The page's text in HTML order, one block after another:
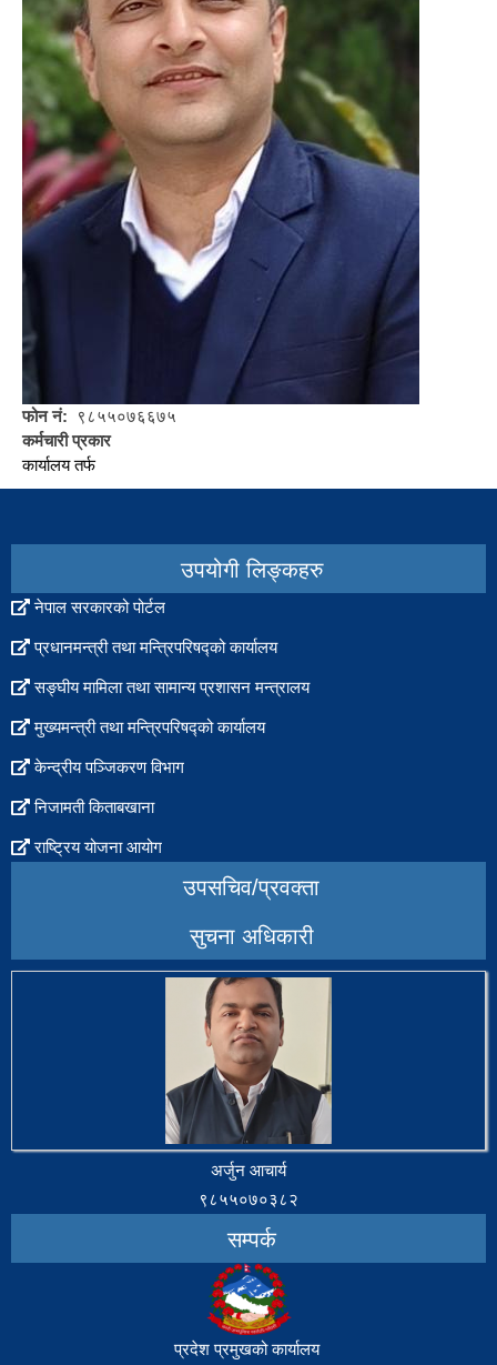
फोन नं
९८५५०७६६७५
कर्मचारी प्रकार
कार्यालय तर्फ
उपयोगी लिङ्कहरु
नेपाल सरकारको पोर्टल
प्रधानमन्त्री तथा मन्त्रिपरिषद्को कार्यालय
सङ्घीय मामिला तथा सामान्य प्रशासन मन्त्रालय
मुख्यमन्त्री तथा मन्त्रिपरिषद्को कार्यालय
केन्द्रीय पञ्जिकरण विभाग
निजामती किताबखाना
राष्ट्रिय योजना आयोग
उपसचिव/प्रवक्ता
सुचना अधिकारी
अर्जुन आचार्य
९८५५०७०३८२
सम्पर्क
प्रदेश प्रमुखको कार्यालय